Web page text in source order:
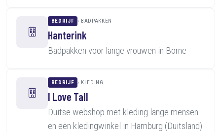
BEDRIJF BADPAKKEN
Hanterink
Badpakken voor lange vrouwen in Borne
BEDRIJF KLEDING
I Love Tall
Duitse webshop met kleding lange mensen
en een kledingwinkel in Hamburg (Duitsland)